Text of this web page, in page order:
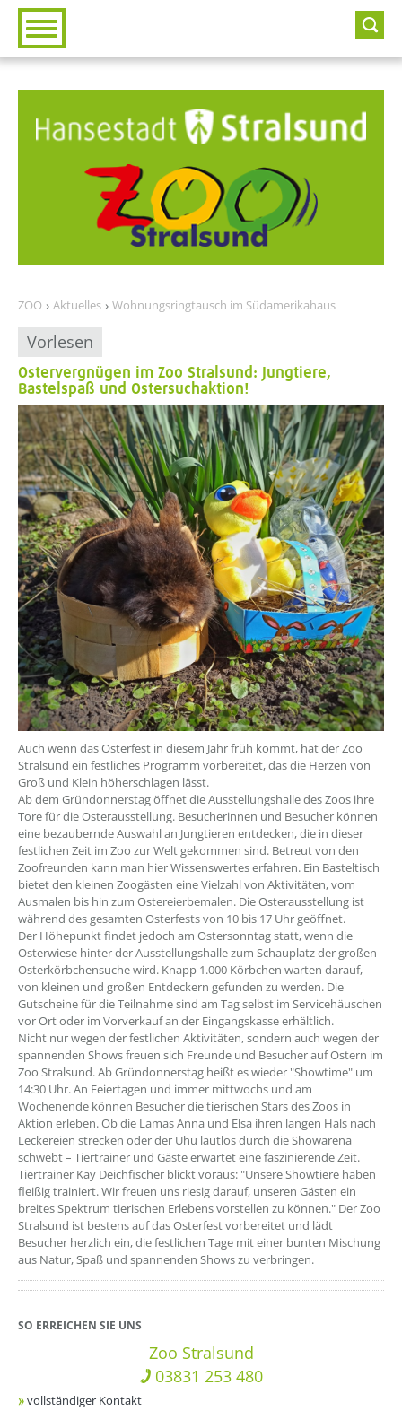
Zur Hauptnavigation
Zum Inhalt
ZOO Aktuelles Wohnungsringtausch im Südamerikahaus
Vorlesen
Ostervergnügen im Zoo Stralsund: Jungtiere,
Bastelspaß und Ostersuchaktion!
??? absaetzeOben[1]/titel ???
Auch wenn das Osterfest in diesem Jahr früh kommt, hat der Zoo
Stralsund ein festliches Programm vorbereitet, das die Herzen von
Groß und Klein höherschlagen lässt.
Ab dem Gründonnerstag öffnet die Ausstellungshalle des Zoos ihre
Tore für die Osterausstellung. Besucherinnen und Besucher können
eine bezaubernde Auswahl an Jungtieren entdecken, die in dieser
festlichen Zeit im Zoo zur Welt gekommen sind. Betreut von den
Zoofreunden kann man hier Wissenswertes erfahren. Ein Basteltisch
bietet den kleinen Zoogästen eine Vielzahl von Aktivitäten, vom
Ausmalen bis hin zum Ostereierbemalen. Die Osterausstellung ist
während des gesamten Osterfests von 10 bis 17 Uhr geöffnet.
Der Höhepunkt findet jedoch am Ostersonntag statt, wenn die
Osterwiese hinter der Ausstellungshalle zum Schauplatz der großen
Osterkörbchensuche wird. Knapp 1.000 Körbchen warten darauf,
von kleinen und großen Entdeckern gefunden zu werden. Die
Gutscheine für die Teilnahme sind am Tag selbst im Servicehäuschen
vor Ort oder im Vorverkauf an der Eingangskasse erhältlich.
Nicht nur wegen der festlichen Aktivitäten, sondern auch wegen der
spannenden Shows freuen sich Freunde und Besucher auf Ostern im
Zoo Stralsund. Ab Gründonnerstag heißt es wieder "Showtime" um
14:30 Uhr. An Feiertagen und immer mittwochs und am
Wochenende können Besucher die tierischen Stars des Zoos in
Aktion erleben. Ob die Lamas Anna und Elsa ihren langen Hals nach
Leckereien strecken oder der Uhu lautlos durch die Showarena
schwebt – Tiertrainer und Gäste erwartet eine faszinierende Zeit.
Tiertrainer Kay Deichfischer blickt voraus: "Unsere Showtiere haben
fleißig trainiert. Wir freuen uns riesig darauf, unseren Gästen ein
breites Spektrum tierischen Erlebens vorstellen zu können." Der Zoo
Stralsund ist bestens auf das Osterfest vorbereitet und lädt
Besucher herzlich ein, die festlichen Tage mit einer bunten Mischung
aus Natur, Spaß und spannenden Shows zu verbringen.
SO ERREICHEN SIE UNS
Zoo Stralsund
03831 253 480
vollständiger Kontakt